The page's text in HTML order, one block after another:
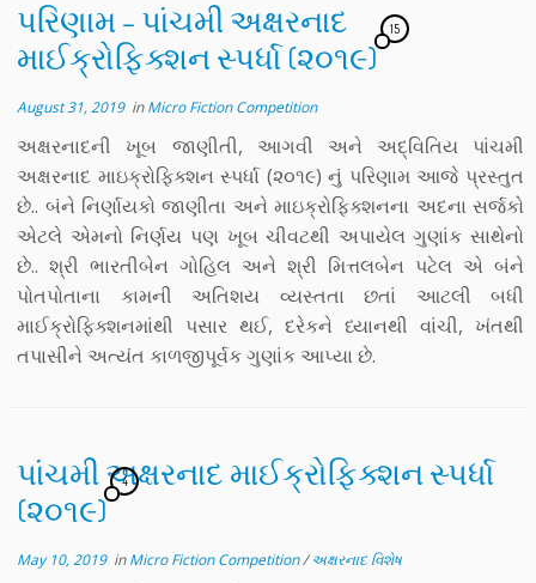
પરિણામ – પાંચમી અક્ષરનાદ
માઈક્રોફિક્શન સ્પર્ધા (૨૦૧૯)‌‌‌‌‌‌‌‌‌‌‌‌‌‌‌‌‌‌‌‌‌‌‌‌‌‌‌
15
August 31, 2019inMicro Fiction Competition
અક્ષરનાદની ખૂબ જાણીતી, આગવી અને અદ્વિતિય પાંચમી
અક્ષરનાદ માઇક્રોફિક્શન સ્પર્ધા (૨૦૧૯) નું પરિણામ આજે પ્રસ્તુત
છે.. બંને નિર્ણાયકો જાણીતા અને માઇક્રોફિક્શનના અદના સર્જકો
એટલે એમનો નિર્ણય પણ ખૂબ ચીવટથી અપાયેલ ગુણાંક સાથેનો
છે.. શ્રી ભારતીબેન ગોહિલ અને શ્રી મિત્તલબેન પટેલ એ બંને
પોતપોતાના કામની અતિશય વ્યસ્તતા છતાં આટલી બધી
માઈક્રોફિક્શનમાંથી પસાર થઈ, દરેકને ધ્યાનથી વાંચી, ખંતથી
તપાસીને અત્યંત કાળજીપૂર્વક ગુણાંક આપ્યા છે.
પાંચમી અક્ષરનાદ માઈક્રોફિક્શન સ્પર્ધા
(૨૦૧૯)‌‌‌‌‌‌‌‌‌‌‌‌‌‌‌‌‌‌‌‌‌‌‌‌‌‌‌
4
May 10, 2019inMicro Fiction Competition/અક્ષરનાદ વિશેષ